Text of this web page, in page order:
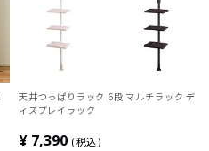
天井つっぱりラック 6段 マルチラック デ
ィスプレイラック
¥ 7,390 税込